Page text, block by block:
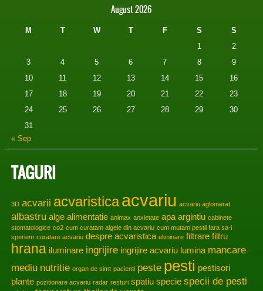
August 2026
M T W T F S
S
1
2
3
4 5 6 7 8
9
10
11 12 13 14 15
16
17
18 19 20 21 22
23
24
25 26 27 28 29
30
31
« Sep
TAGURI
3D acvarii acvaristicaacvariu acvariu aglomerat
albastru alge alimentatie animax anxietate apa argintiu cabinete
stomatologice co2 cum curatam algele din acvariu cum mutam pestii fara sa-i
speriem curatare acvariu despre acvaristica eliminare filtrare filtru
hrana iluminare ingrijire ingrijire acvariu lumina mancare
mediu nutritie organ de simt pacienti peste pesti pestisori
plante pozitionare acvariu radar resturi spatiu specie specii de pesti